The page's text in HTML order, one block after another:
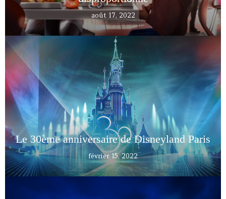
août 17, 2022
Le 30ème anniversaire de Disneyland Paris
février 15, 2022